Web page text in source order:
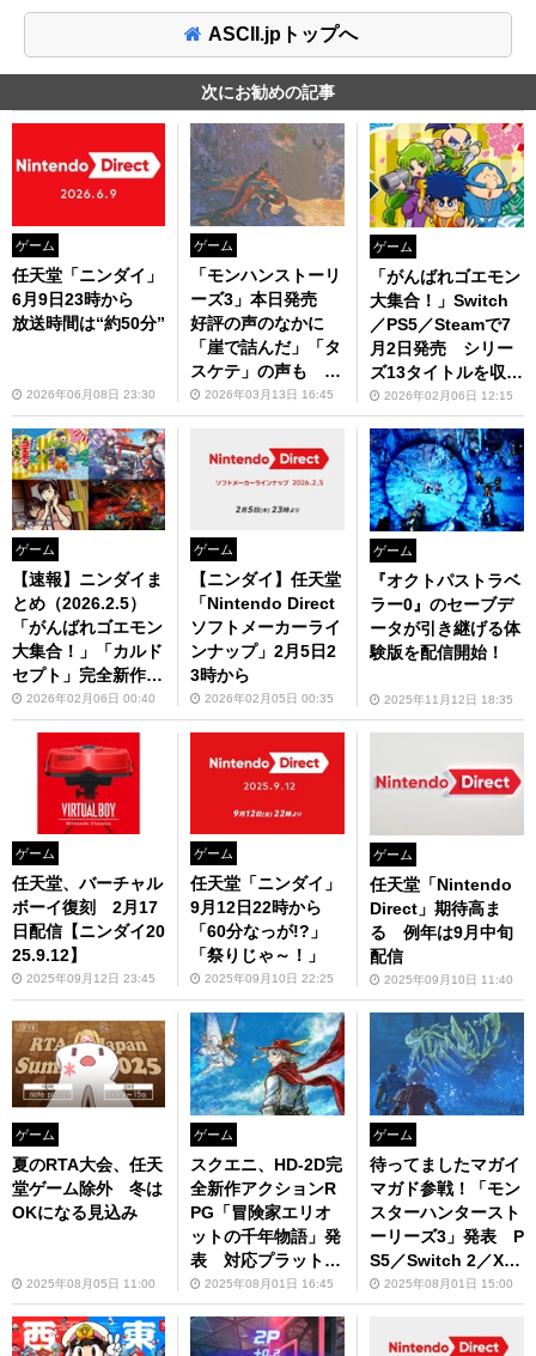
ASCII.jpトップへ
次にお勧めの記事
ゲーム
任天堂「ニンダイ」
6月9日23時から
放送時間は“約50分”
2026年06月08日 23:30
ゲーム
「モンハンストーリ
ーズ3」本日発売
好評の声のなかに
「崖で詰んだ」「タ
スケテ」の声も 安
心して登れるから！
2026年03月13日 16:45
ゲーム
「がんばれゴエモン
大集合！」Switch
／PS5／Steamで7
月2日発売 シリー
ズ13タイトルを収録
した復刻版
2026年02月06日 12:15
ゲーム
【速報】ニンダイま
とめ（2026.2.5）
「がんばれゴエモン
大集合！」「カルド
セプト」完全新作が
発表2026年02月06日 00:40
ゲーム
【ニンダイ】任天堂
「Nintendo Direct
ソフトメーカーライ
ンナップ」2月5日2
3時から
2026年02月05日 00:35
ゲーム
『オクトパストラベ
ラー0』のセーブデ
ータが引き継げる体
験版を配信開始！
2025年11月12日 18:35
ゲーム
任天堂、バーチャル
ボーイ復刻 2月17
日配信【ニンダイ20
25.9.12】
2025年09月12日 23:45
ゲーム
任天堂「ニンダイ」
9月12日22時から
「60分なっが!?」
「祭りじゃ～！」
2025年09月10日 22:25
ゲーム
任天堂「Nintendo
Direct」期待高ま
る 例年は9月中旬
配信
2025年09月10日 11:40
ゲーム
夏のRTA大会、任天
堂ゲーム除外 冬は
OKになる見込み
2025年08月05日 11:00
ゲーム
スクエニ、HD-2D完
全新作アクションR
PG「冒険家エリオ
ットの千年物語」発
表 対応プラットフ
ォームはPS5／Swit
ch 2／Xbox Series
X|S／Steam
2025年08月01日 16:45
ゲーム
待ってましたマガイ
マガド参戦！「モン
スターハンタースト
ーリーズ3」発表 P
S5／Switch 2／Xb
ox Series X|S／Ste
amで2026年の発売
2025年08月01日 15:00